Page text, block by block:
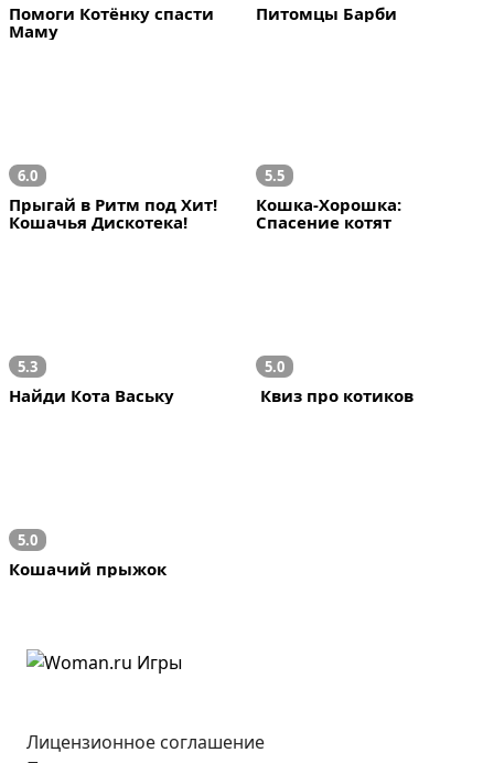
Помоги Котёнку спасти
Маму
Питомцы Барби
6.0
Прыгай в Ритм под Хит!
Кошачья Дискотека!
5.5
Кошка-Хорошка:
Спасение котят
5.3
Найди Кота Ваську
5.0
Квиз про котиков
5.0
Кошачий прыжок
Лицензионное соглашение